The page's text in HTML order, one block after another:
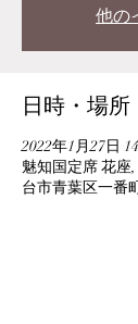
他の
日時・場所
2022年1月27日
魅知国定席 花座
台市青葉区一番